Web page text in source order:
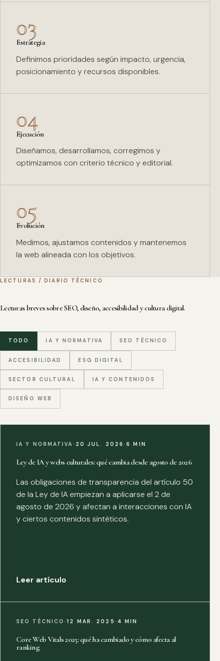
03
Estrategia
Definimos prioridades según impacto, urgencia,
posicionamiento y recursos disponibles.
04
Ejecución
Diseñamos, desarrollamos, corregimos y
optimizamos con criterio técnico y editorial.
05
Evolución
Medimos, ajustamos contenidos y mantenemos
la web alineada con los objetivos.
LECTURAS / DIARIO TÉCNICO
Lecturas breves sobre SEO, diseño, accesibilidad y cultura digital.
TODO IA Y NORMATIVA SEO TÉCNICO
ACCESIBILIDAD ESG DIGITAL
SECTOR CULTURAL IA Y CONTENIDOS
DISEÑO WEB
IA Y NORMATIVA · 20 JUL. 2026·6 MIN
Ley de IA y webs culturales: qué cambia desde agosto de 2026
Las obligaciones de transparencia del artículo 50
de la Ley de IA empiezan a aplicarse el 2 de
agosto de 2026 y afectan a interacciones con IA
y ciertos contenidos sintéticos.
Leer artículo
SEO TÉCNICO·12 MAR. 2025 · 4 MIN
Core Web Vitals 2025: qué ha cambiado y cómo afecta al
ranking